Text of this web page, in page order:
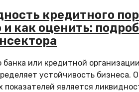
кредитного
и как оценить:
банка или кредитной
устойчивость бизнеса.
является